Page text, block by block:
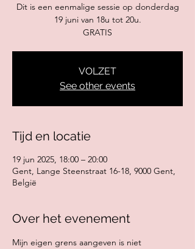
Dit is een eenmalige sessie op donderdag
19 juni van 18u tot 20u.
GRATIS
VOLZET
See other events
Tijd en locatie
19 jun 2025, 18:00 – 20:00
Gent, Lange Steenstraat 16-18, 9000 Gent,
België
Over het evenement
Mijn eigen grens aangeven is niet